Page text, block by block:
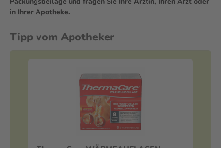
in Ihrer Apotheke.
Tipp vom Apotheker